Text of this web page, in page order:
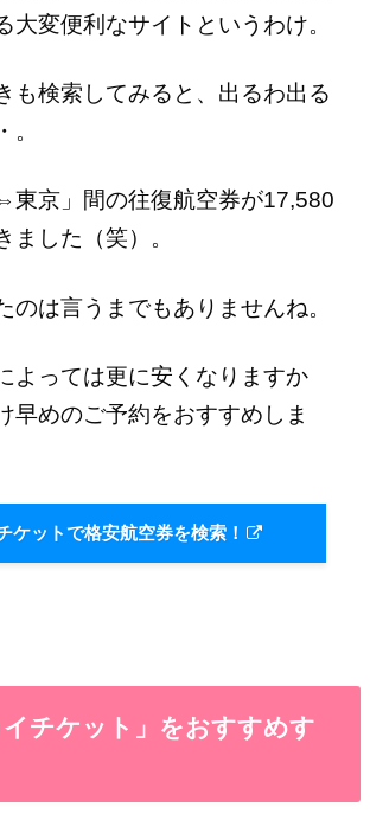
大変便利なサイトというわけ。
も検索してみると、出るわ出る
。
東京」間の往復航空券が17,580
ました（笑）。
のは言うまでもありませんね。
よっては更に安くなりますか
早めのご予約をおすすめしま
ケットで格安航空券を検索！
チケット」をおすすめす